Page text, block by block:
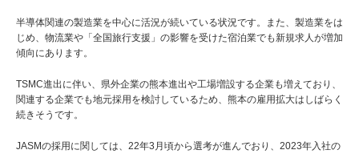
半導体関連の製造業を中心に活況が続いている状況です。また、製造業をは
じめ、物流業や「全国旅行支援」の影響を受けた宿泊業でも新規求人が増加
傾向にあります。
TSMC進出に伴い、県外企業の熊本進出や工場増設する企業も増えており、
関連する企業でも地元採用を検討しているため、熊本の雇用拡大はしばらく
続きそうです。
JASMの採用に関しては、22年3月頃から選考が進んでおり、2023年入社の